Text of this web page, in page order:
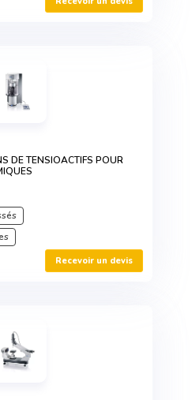
DE TENSIOACTIFS POUR
Recevoir un devis